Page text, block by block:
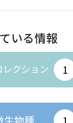
いる情報
レクション 1